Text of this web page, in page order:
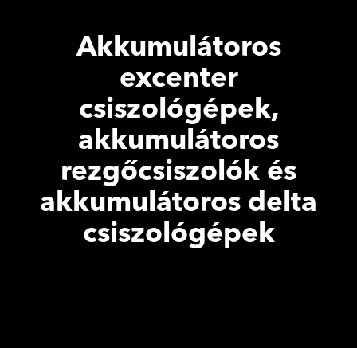
Akkumulátoros
excenter
csiszológépek,
akkumulátoros
rezgőcsiszolók és
akkumulátoros delta
csiszológépek